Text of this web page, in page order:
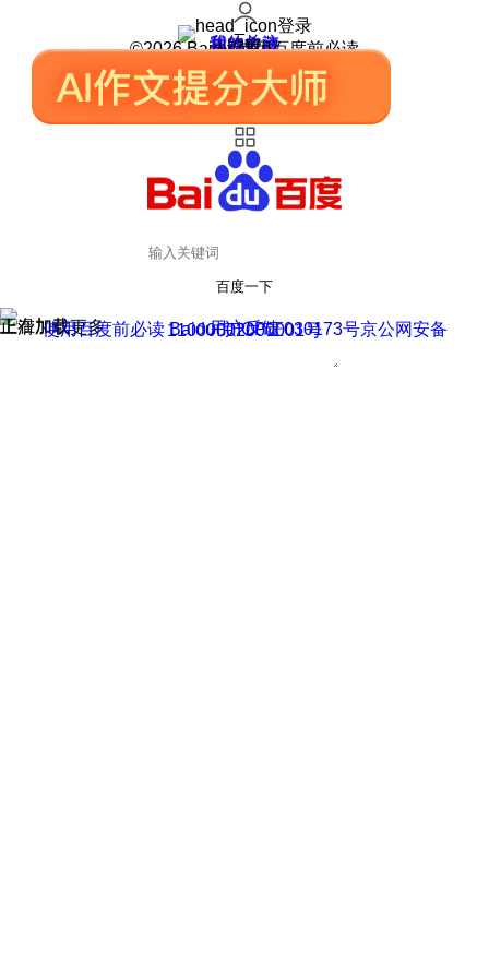
登录
我的关注
我的收藏
皮肤中心
用户反馈
设置
©2026 Baidu 使用百度前必读
百度一下
正在加载
上滑加载更多 用户反馈
使用百度前必读 Baidu 京ICP证030173号
京公网安备11000002000001号